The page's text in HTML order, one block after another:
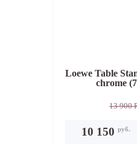
Loewe Table
chrome
13 900
10 150 руб.